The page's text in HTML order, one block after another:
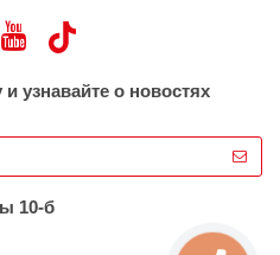
узнавайте о новостях
10-б